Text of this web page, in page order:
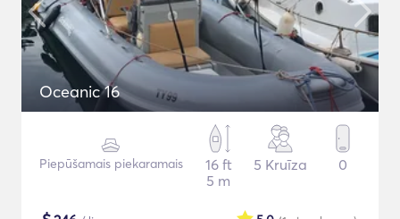
Oceanic 16
Piepūšamais piekaramais
16 ft
5 m
5 Kruīza 0